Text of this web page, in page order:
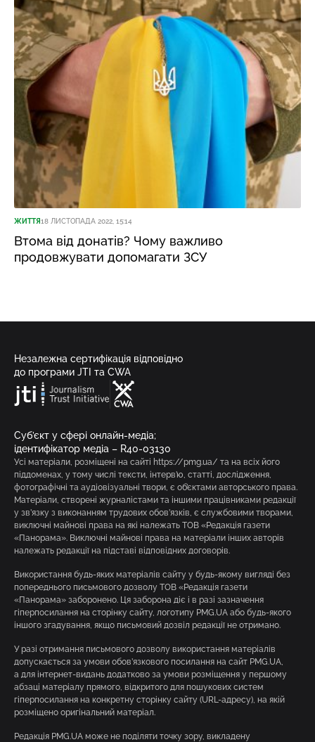
ЖИТТЯ18 ЛИСТОПАДА 2022, 15:14
Втома від донатів? Чому важливо
продовжувати допомагати ЗСУ
Незалежна сертифікація відповідно
до програми JTI та CWA
Суб’єкт у сфері онлайн-медіа;
ідентифікатор медіа – R40-03130
Усі матеріали, розміщені на сайті https://pmg.ua/ та на всіх його
піддоменах, у тому числі тексти, інтерв’ю, статті, дослідження,
фотографічні та аудіовізуальні твори, є об’єктами авторського права.
Матеріали, створені журналістами та іншими працівниками редакції
у зв’язку з виконанням трудових обов’язків, є службовими творами,
виключні майнові права на які належать ТОВ «Редакція газети
«Панорама». Виключні майнові права на матеріали інших авторів
належать редакції на підставі відповідних договорів.
Використання будь-яких матеріалів сайту у будь-якому вигляді без
попереднього письмового дозволу ТОВ «Редакція газети
«Панорама» заборонено. Ця заборона діє і в разі зазначення
гіперпосилання на сторінку сайту, логотипу PMG.UA або будь-якого
іншого згадування, якщо письмовий дозвіл редакції не отримано.
У разі отримання письмового дозволу використання матеріалів
допускається за умови обов’язкового посилання на сайт PMG.UA,
а для інтернет-видань додатково за умови розміщення у першому
абзаці матеріалу прямого, відкритого для пошукових систем
гіперпосилання на конкретну сторінку сайту (URL-адресу), на якій
розміщено оригінальний матеріал.
Редакція PMG.UA може не поділяти точку зору, викладену